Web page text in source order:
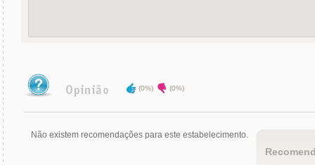
(0%) (0%)
Não existem recomendações para este estabelecimento.